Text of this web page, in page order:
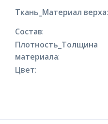
Ткань_Материал верха:
Состав:
Плотность_Толщина
материала:
Цвет: